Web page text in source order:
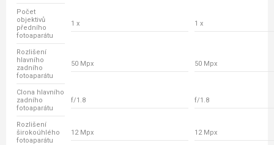
Počet
objektivů
předního
fotoaparátu
1 x 1 x
Rozlišení
hlavního
zadního
fotoaparátu
50 Mpx 50 Mpx
Clona hlavního
zadního
fotoaparátu
f/1.8 f/1.8
Rozlišení
širokoúhlého
fotoaparátu
12 Mpx 12 Mpx